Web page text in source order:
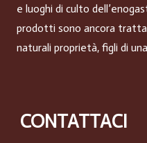
e luoghi di culto
prodotti sono ancora
naturali proprietà, figli di
CONTATTACI